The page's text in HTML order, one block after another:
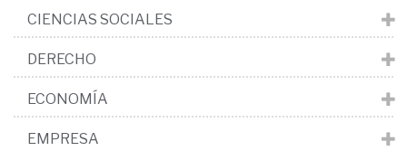
CIENCIAS SOCIALES
DERECHO
ECONOMÍA
EMPRESA